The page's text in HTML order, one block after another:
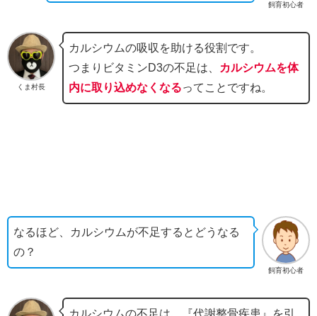
飼育初心者
くま村長
カルシウムの吸収を助ける役割です。
つまりビタミンD3の不足は、 カルシウムを体
内に取り込めなくなるってことですね。
飼育初心者
なるほど、カルシウムが不足するとどうなる
の？